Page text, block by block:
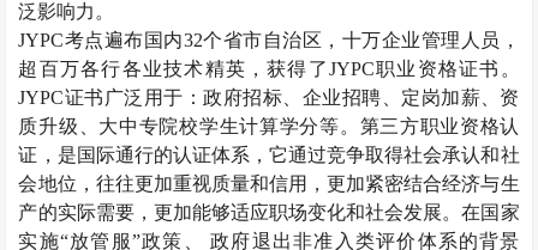
泛影响力。
JYPC考点遍布国内32个省市自治区，十万企业管理人员，
超百万各行各业技术精英，获得了JYPC职业资格证书。
JYPC证书广泛用于：政府招标、企业招聘、定岗加薪、资
质升级、大中专院校学生计算学分等。第三方职业资格认
证，是国际通行的认证体系，它通过竞争取得社会承认和社
会地位，往往更加重视质量和信用，更加紧密结合经济与生
产的实际需要，更加能够适应职场变化和社会发展。在国家
实施“放管服”政策、 政府退出非准入类评价体系的背景